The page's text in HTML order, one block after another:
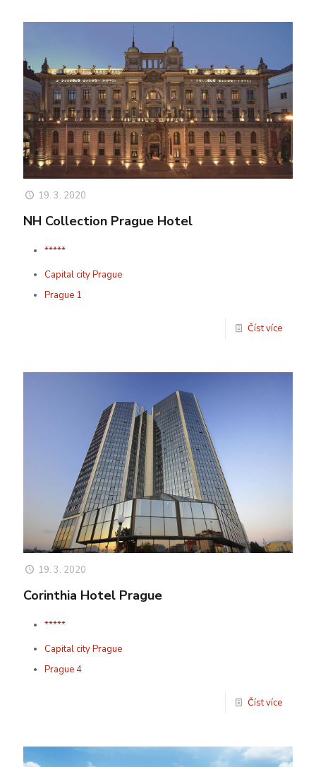
19. 3. 2020
NH Collection Prague Hotel
*****
Capital city Prague
Prague 1
Číst více
19. 3. 2020
Corinthia Hotel Prague
*****
Capital city Prague
Prague 4
Číst více